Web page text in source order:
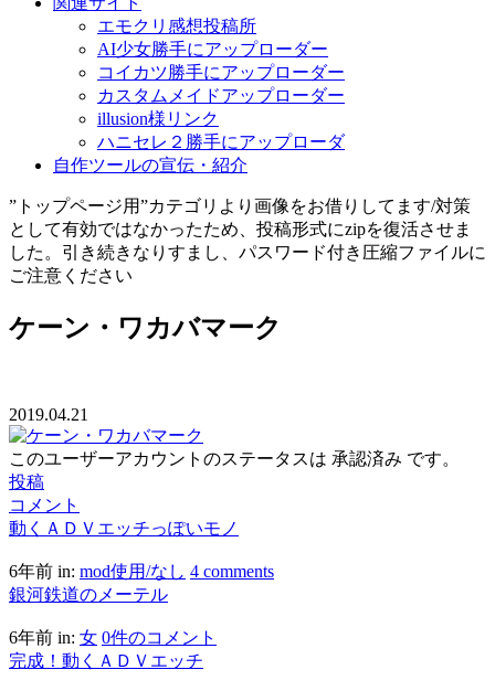
エモクリ感想投稿所
AI少女勝手にアップローダー
コイカツ勝手にアップローダー
カスタムメイドアップローダー
illusion様リンク
ハニセレ２勝手にアップローダ
自作ツールの宣伝・紹介
”トップページ用”カテゴリより画像をお借りしてます/対策
として有効ではなかったため、投稿形式にzipを復活させま
した。引き続きなりすまし、パスワード付き圧縮ファイルに
ご注意ください
ケーン・ワカバマーク
2019.04.21
このユーザーアカウントのステータスは 承認済み です。
投稿
コメント
動くＡＤＶエッチっぽいモノ
6年前 in: mod使用/なし 4 comments
銀河鉄道のメーテル
6年前 in: 女 0件のコメント
完成！動くＡＤＶエッチ